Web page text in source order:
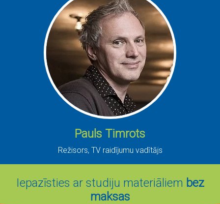
Pauls Timrots
Režisors, TV raidījumu vadītājs
Iepazīsties ar studiju materiāliem bez
maksas